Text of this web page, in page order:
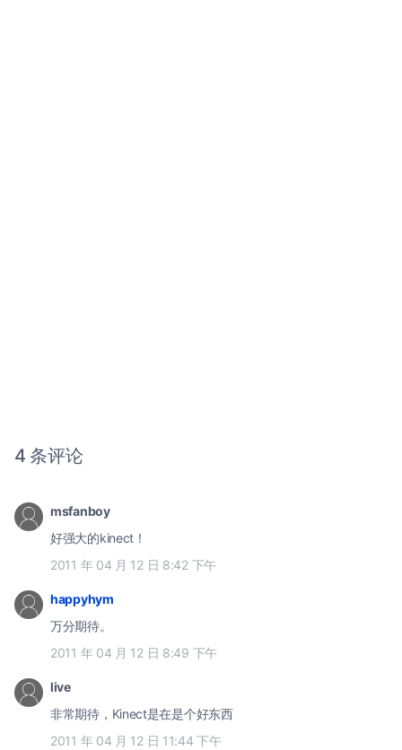
4 条评论
msfanboy
好强大的kinect！
2011 年 04 月 12 日 8:42 下午
happyhym
万分期待。
2011 年 04 月 12 日 8:49 下午
live
非常期待，Kinect是在是个好东西
2011 年 04 月 12 日 11:44 下午